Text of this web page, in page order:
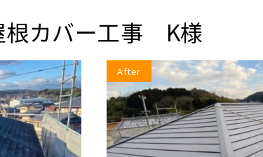
カバー工事 K様
After